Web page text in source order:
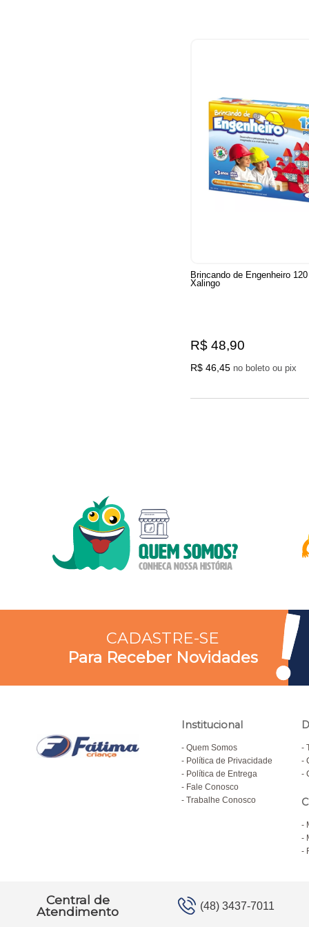
Brincando de Engenheiro
Xalingo
R$ 48,90
R$ 46,45 no boleto ou pix
CADASTRE-SE
Para Receber Novidades
Institucional
Quem Somos
Política de Privacidade
Política de Entrega
Fale Conosco
Trabalhe Conosco
Central de
Atendimento
(48) 3437-7011